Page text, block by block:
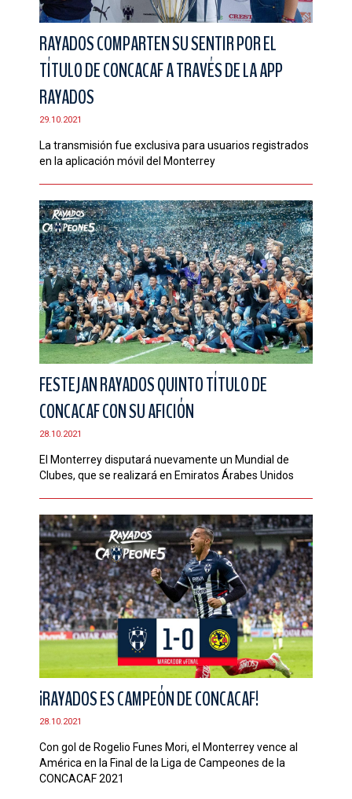
RAYADOS COMPARTEN SU SENTIR POR EL
TÍTULO DE CONCACAF A TRAVÉS DE LA APP
RAYADOS
29.10.2021
La transmisión fue exclusiva para usuarios registrados
en la aplicación móvil del Monterrey
FESTEJAN RAYADOS QUINTO TÍTULO DE
CONCACAF CON SU AFICIÓN
28.10.2021
El Monterrey disputará nuevamente un Mundial de
Clubes, que se realizará en Emiratos Árabes Unidos
¡RAYADOS ES CAMPEÓN DE CONCACAF!
28.10.2021
Con gol de Rogelio Funes Mori, el Monterrey vence al
América en la Final de la Liga de Campeones de la
CONCACAF 2021